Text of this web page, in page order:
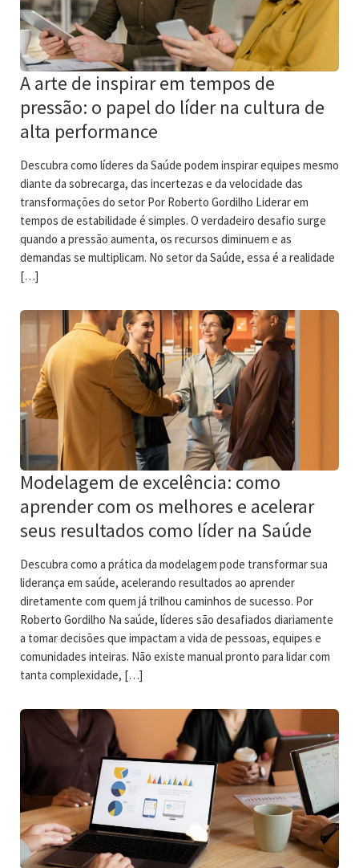
A arte de inspirar em tempos de
pressão: o papel do líder na cultura de
alta performance
Descubra como líderes da Saúde podem inspirar equipes mesmo
diante da sobrecarga, das incertezas e da velocidade das
transformações do setor Por Roberto Gordilho Liderar em
tempos de estabilidade é simples. O verdadeiro desafio surge
quando a pressão aumenta, os recursos diminuem e as
demandas se multiplicam. No setor da Saúde, essa é a realidade
[…]
Modelagem de excelência: como
aprender com os melhores e acelerar
seus resultados como líder na Saúde
Descubra como a prática da modelagem pode transformar sua
liderança em saúde, acelerando resultados ao aprender
diretamente com quem já trilhou caminhos de sucesso. Por
Roberto Gordilho Na saúde, líderes são desafiados diariamente
a tomar decisões que impactam a vida de pessoas, equipes e
comunidades inteiras. Não existe manual pronto para lidar com
tanta complexidade, […]